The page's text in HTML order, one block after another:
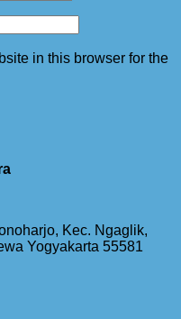
in this browser for the
Kec. Ngaglik,
Yogyakarta 55581